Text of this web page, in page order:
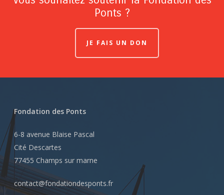
Ponts ?
JE FAIS UN DON
Fondation des Ponts
6-8 avenue Blaise Pascal
Cité Descartes
77455 Champs sur marne
contact@fondationdesponts.fr